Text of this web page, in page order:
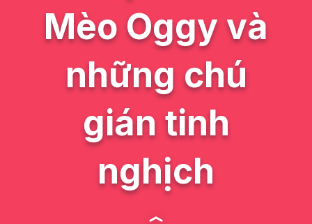
Mèo Oggy và
những chú
gián tinh
nghịch